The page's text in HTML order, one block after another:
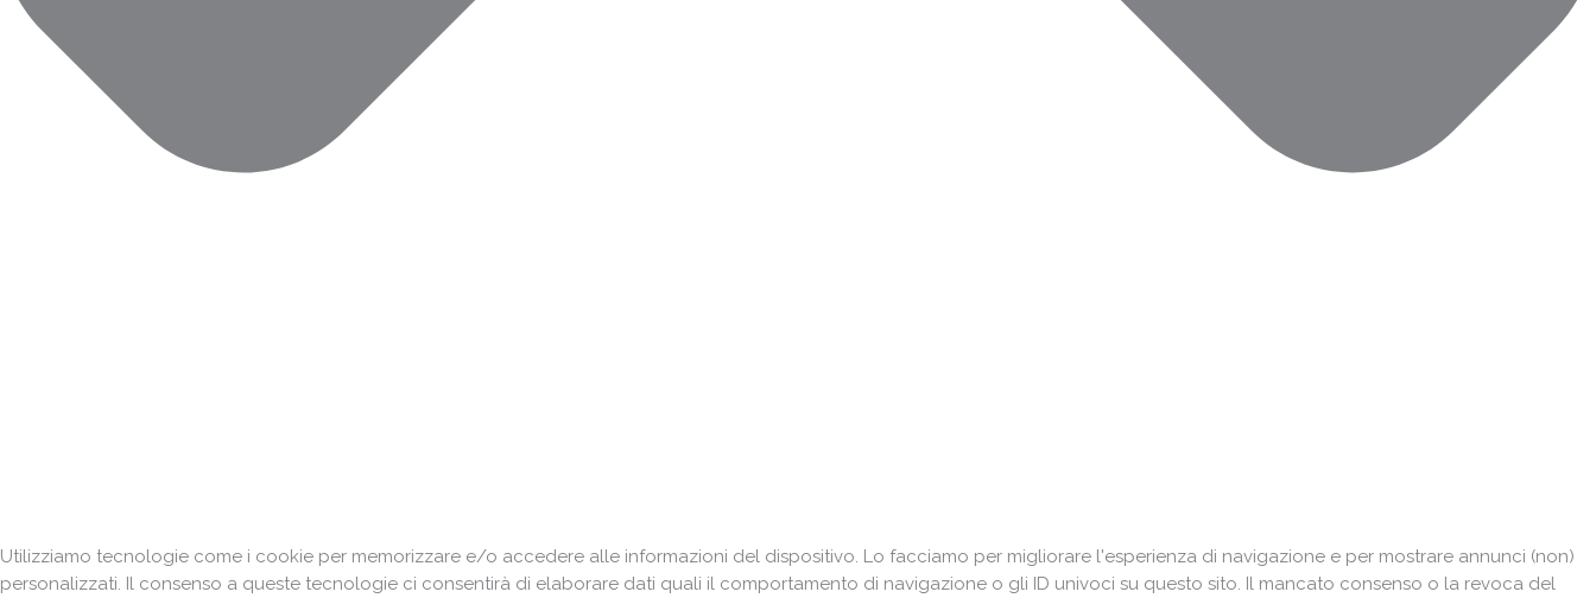
Utilizziamo tecnologie come i cookie per memorizzare e/o accedere alle informazioni del dispositivo. Lo facciamo per migliorare l'esperienza di navigazione e per mostrare annunci (non)
personalizzati. Il consenso a queste tecnologie ci consentirà di elaborare dati quali il comportamento di navigazione o gli ID univoci su questo sito. Il mancato consenso o la revoca del